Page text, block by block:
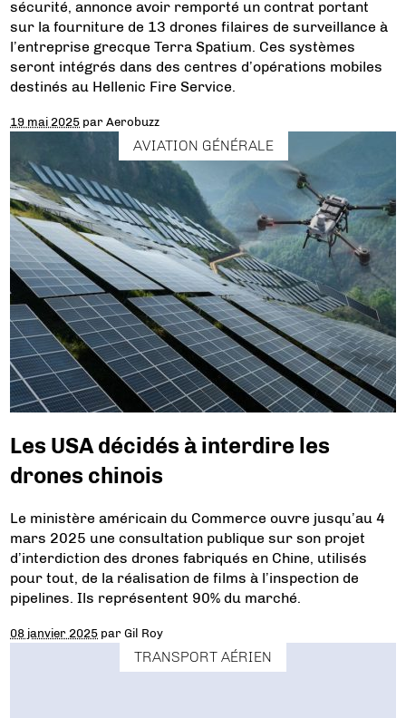
sécurité, annonce avoir remporté un contrat portant
sur la fourniture de 13 drones filaires de surveillance à
l’entreprise grecque Terra Spatium. Ces systèmes
seront intégrés dans des centres d’opérations mobiles
destinés au Hellenic Fire Service.
19 mai 2025 parAerobuzz
AVIATION GÉNÉRALE
Les USA décidés à interdire les
drones chinois
Le ministère américain du Commerce ouvre jusqu’au 4
mars 2025 une consultation publique sur son projet
d’interdiction des drones fabriqués en Chine, utilisés
pour tout, de la réalisation de films à l’inspection de
pipelines. Ils représentent 90% du marché.
08 janvier 2025 parGil Roy
TRANSPORT AÉRIEN